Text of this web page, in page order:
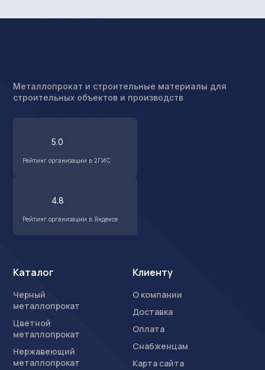
Металлопрокат и строительные материалы для
строительных объектов и производств
5.0
Рейтинг организации в 2ГИС
4.8
Рейтинг организации в Яндексе
Каталог
Черный
металлопрокат
Цветной
металлопрокат
Нержавеющий
металлопрокат
Клиенту
О компании
Доставка
Оплата
Снабженцам
Карта сайта